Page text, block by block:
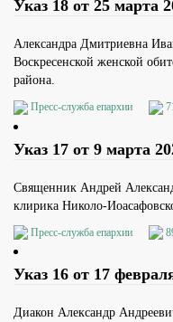
Указ 18 от 25 марта
Александра Дмитриевна
Воскресенской женской
района.
Пресс-служба епархии
Указ 17 от 9 марта
Священник Андрей
клирика Николо-
Пресс-служба епархии
Указ 16 от 17
Диакон Александр